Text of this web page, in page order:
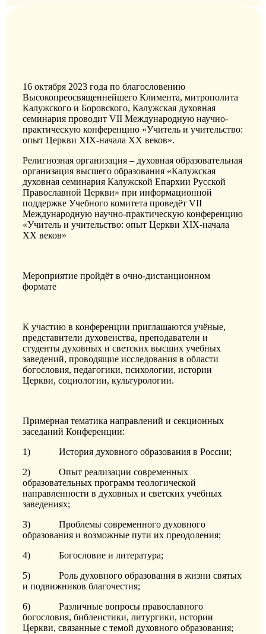
16 октября 2023 года по благословению
Высокопреосвященнейшего Климента, митрополита
Калужского и Боровского, Калужская духовная
семинария проводит VII Международную научно-
практическую конференцию «Учитель и учительство:
опыт Церкви XIX-начала XX веков».
Религиозная организация – духовная образовательная
организация высшего образования «Калужская
духовная семинария Калужской Епархии Русской
Православной Церкви» при информационной
поддержке Учебного комитета проведёт VII
Международную научно-практическую конференцию
«Учитель и учительство: опыт Церкви XIX-начала
XX веков»
Мероприятие пройдёт в очно-дистанционном
формате
К участию в конференции приглашаются учёные,
представители духовенства, преподаватели и
студенты духовных и светских высших учебных
заведений, проводящие исследования в области
богословия, педагогики, психологии, истории
Церкви, социологии, культурологии.
Примерная тематика направлений и секционных
заседаний Конференции:
1) История духовного образования в России;
2) Опыт реализации современных
образовательных программ теологической
направленности в духовных и светских учебных
заведениях;
3) Проблемы современного духовного
образования и возможные пути их преодоления;
4) Богословие и литература;
5) Роль духовного образования в жизни святых
и подвижников благочестия;
6) Различные вопросы православного
богословия, библеистики, литургики, истории
Церкви, связанные с темой духовного образования;